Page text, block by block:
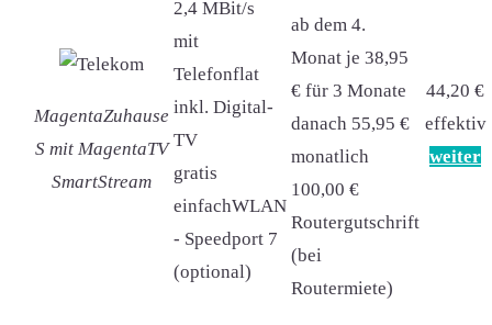
MagentaZuhause
S mit MagentaTV
SmartStream
2,4 MBit/s
mit
Telefonflat
inkl. Digital-
TV
gratis
einfachWLAN
- Speedport 7
(optional)
ab dem 4.
Monat je 38,95
€ für 3 Monate
danach 55,95 €
monatlich
100,00 €
Routergutschrift
(bei
Routermiete)
44,20 €
effektiv
weiter